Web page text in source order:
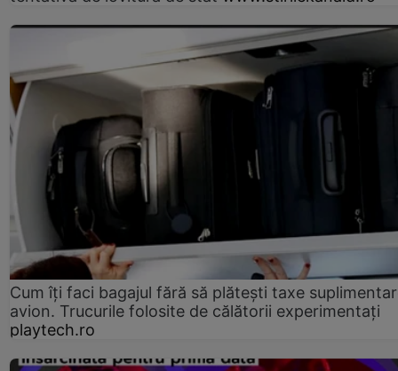
Cum îți faci bagajul fără să plătești taxe
avion. Trucurile folosite de călătorii experimentați
playtech.ro